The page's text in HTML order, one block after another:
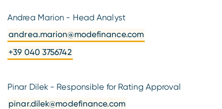
Andrea Marion - Head Analyst
andrea.marion@modefinance.com
+39 040 3756742
Pinar Dilek - Responsible for Rating Approval
pinar.dilek@modefinance.com